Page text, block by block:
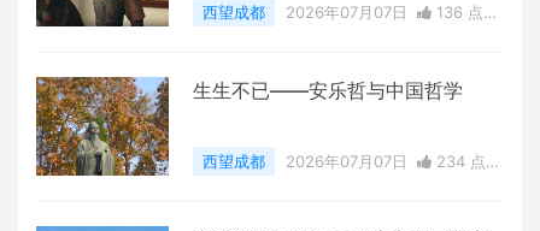
西望成都 2026年07月07日
136 点赞
生生不已——安乐哲与中国哲学
西望成都 2026年07月07日
234 点赞